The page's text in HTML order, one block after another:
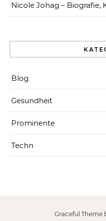
Nicole Johag – Biografie,
Blog
Gesundheit
Prominente
Techn
Graceful Theme